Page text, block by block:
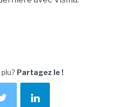
Partagez le !